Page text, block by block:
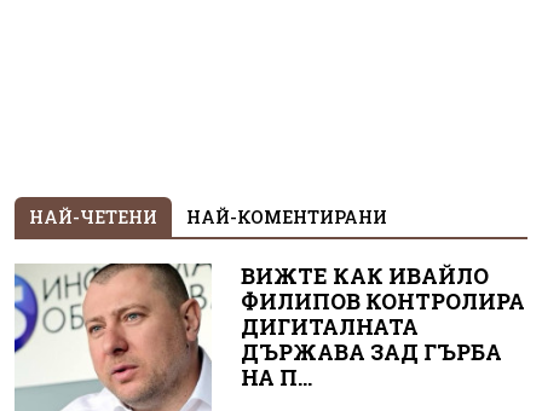
НАЙ-ЧЕТЕНИ НАЙ-КОМЕНТИРАНИ
ВИЖТЕ КАК ИВАЙЛО
ФИЛИПОВ КОНТРОЛИРА
ДИГИТАЛНАТА
ДЪРЖАВА ЗАД ГЪРБА
НА П...